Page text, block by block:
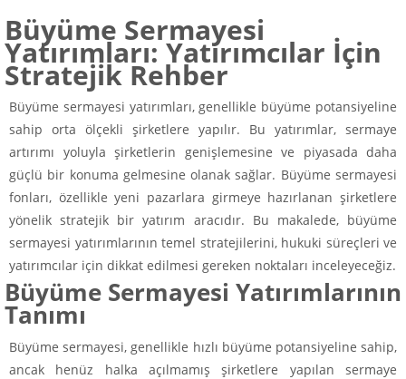
Büyüme Sermayesi
Yatırımları: Yatırımcılar İçin
Stratejik Rehber
Büyüme sermayesi yatırımları, genellikle büyüme potansiyeline
sahip orta ölçekli şirketlere yapılır. Bu yatırımlar, sermaye
artırımı yoluyla şirketlerin genişlemesine ve piyasada daha
güçlü bir konuma gelmesine olanak sağlar. Büyüme sermayesi
fonları, özellikle yeni pazarlara girmeye hazırlanan şirketlere
yönelik stratejik bir yatırım aracıdır. Bu makalede, büyüme
sermayesi yatırımlarının temel stratejilerini, hukuki süreçleri ve
yatırımcılar için dikkat edilmesi gereken noktaları inceleyeceğiz.
Büyüme Sermayesi Yatırımlarının
Tanımı
Büyüme sermayesi, genellikle hızlı büyüme potansiyeline sahip,
ancak henüz halka açılmamış şirketlere yapılan sermaye